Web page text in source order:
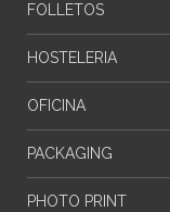
FOLLETOS
HOSTELERIA
OFICINA
PACKAGING
PHOTO PRINT